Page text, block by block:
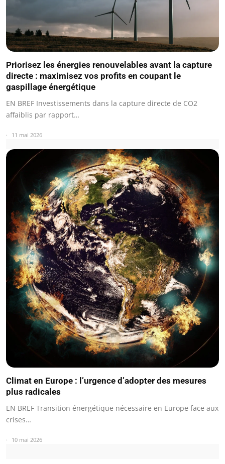
Priorisez les énergies renouvelables avant la capture
directe : maximisez vos profits en coupant le
gaspillage énergétique
EN BREF Investissements dans la capture directe de CO2
affaiblis par rapport…
11 mai 2026
Climat en Europe : l’urgence d’adopter des mesures
plus radicales
EN BREF Transition énergétique nécessaire en Europe face aux
crises…
10 mai 2026